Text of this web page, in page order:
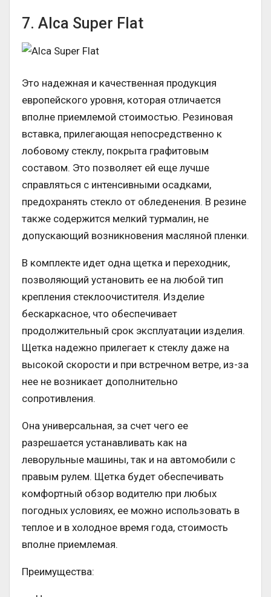
7. Alca Super Flat
Это надежная и качественная продукция
европейского уровня, которая отличается
вполне приемлемой стоимостью. Резиновая
вставка, прилегающая непосредственно к
лобовому стеклу, покрыта графитовым
составом. Это позволяет ей еще лучше
справляться с интенсивными осадками,
предохранять стекло от обледенения. В резине
также содержится мелкий турмалин, не
допускающий возникновения масляной пленки.
В комплекте идет одна щетка и переходник,
позволяющий установить ее на любой тип
крепления стеклоочистителя. Изделие
бескаркасное, что обеспечивает
продолжительный срок эксплуатации изделия.
Щетка надежно прилегает к стеклу даже на
высокой скорости и при встречном ветре, из-за
нее не возникает дополнительно
сопротивления.
Она универсальная, за счет чего ее
разрешается устанавливать как на
леворульные машины, так и на автомобили с
правым рулем. Щетка будет обеспечивать
комфортный обзор водителю при любых
погодных условиях, ее можно использовать в
теплое и в холодное время года, стоимость
вполне приемлемая.
Преимущества: